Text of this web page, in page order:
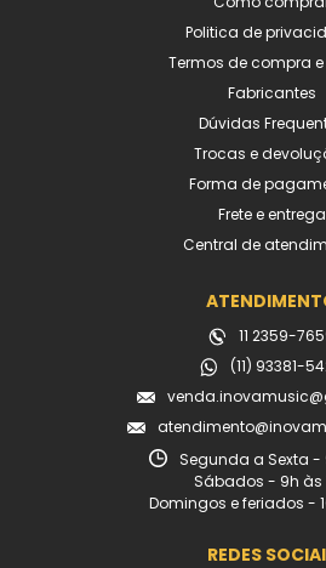
Politica de
Termos de compra
Fabricantes
Dúvidas
Trocas e
Forma de
Frete e entrega
Central de
11 2359-
(11) 93381-
Segunda a Sexta -
Sábados - 9h às
Domingos e feriados -
REDES